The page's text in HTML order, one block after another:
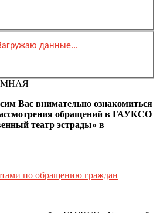
данные...
наМероприятие состоитсяЗал
Промокод
Применить
Фамилия, Имя (Отчество
Вас внимательно ознакомиться
обращений в ГАУКСО
театр эстрады» в
по обращению граждан